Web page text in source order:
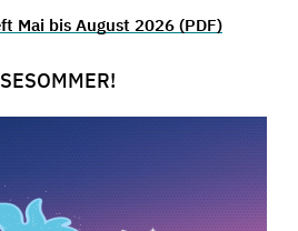
Mai bis August 2026 (PDF)